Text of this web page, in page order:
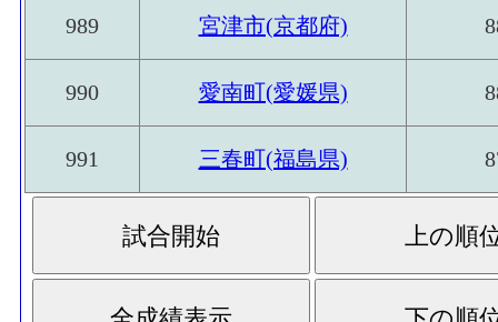
989 宮津市(京都府)
990 愛南町(愛媛県)
991 三春町(福島県)